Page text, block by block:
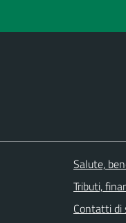
Salute,
Tributi,
Contatti di